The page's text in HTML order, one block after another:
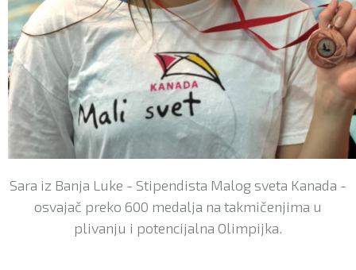
Sara iz Banja Luke - Stipendista Malog sveta Kanada -
osvajač preko 600 medalja na takmičenjima u
plivanju i potencijalna Olimpijka.